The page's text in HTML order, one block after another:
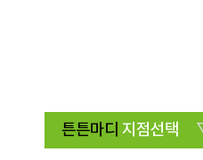
튼튼마디 지점선택